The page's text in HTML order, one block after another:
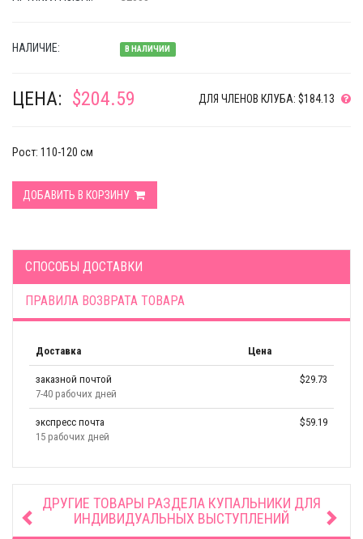
НАЛИЧИЕ: В НАЛИЧИИ
ЦЕНА: $204.59 ДЛЯ ЧЛЕНОВ КЛУБА: $184.13
Рост: 110-120 см
ДОБАВИТЬ В КОРЗИНУ
СПОСОБЫ ДОСТАВКИ
ПРАВИЛА ВОЗВРАТА ТОВАРА
Доставка Цена
заказной почтой
7-40 рабочих дней
$29.73
экспресс почта
15 рабочих дней
$59.19
ДРУГИЕ ТОВАРЫ РАЗДЕЛА КУПАЛЬНИКИ ДЛЯ
ИНДИВИДУАЛЬНЫХ ВЫСТУПЛЕНИЙ